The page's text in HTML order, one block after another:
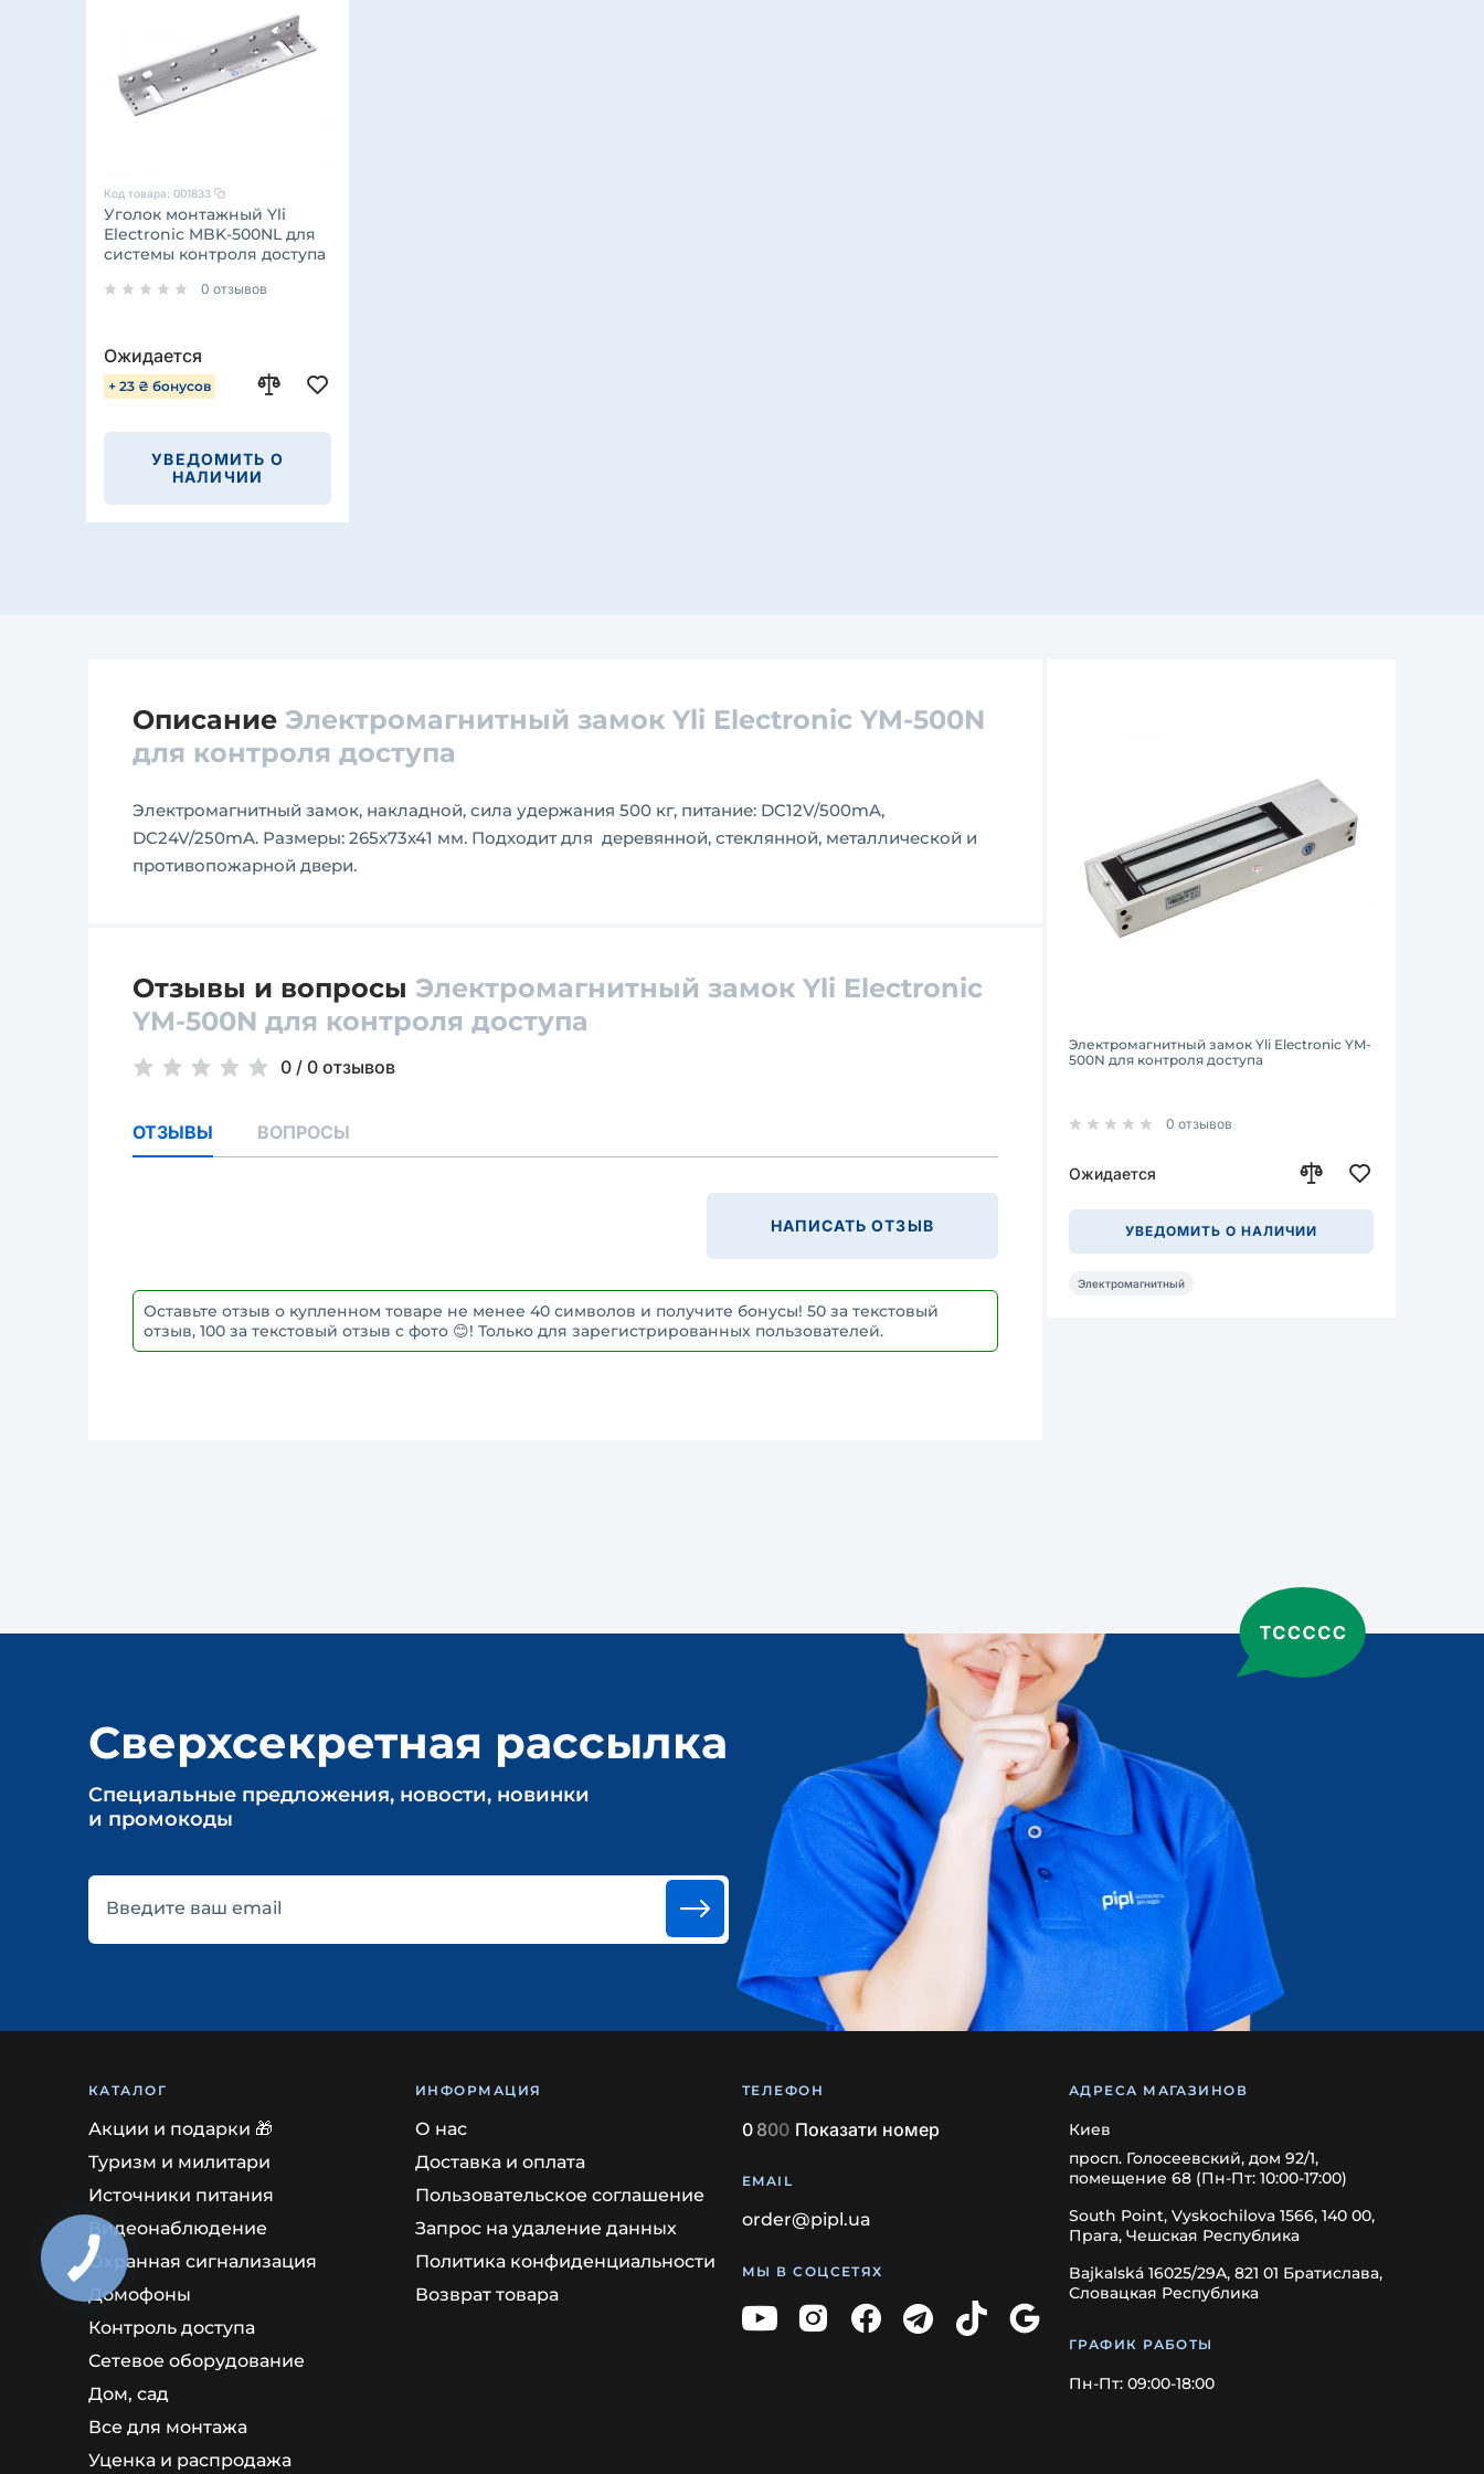
Код товара: 001833
Уголок монтажный Yli
Electronic MBK-500NL для
системы контроля доступа
0 отзывов
Ожидается
+ 23 ₴ бонусов
УВЕДОМИТЬ О
НАЛИЧИИ
Описание Электромагнитный замок Yli Electroniс YM-500N
для контроля доступа
Электромагнитный замок, накладной, сила удержания 500 кг, питание: DC12V/500mA,
DC24V/250mA. Размеры: 265x73x41 мм. Подходит для деревянной, стеклянной, металлической и
противопожарной двери.
Отзывы и вопросы Электромагнитный замок Yli Electroniс
YM-500N для контроля доступа
0 / 0 отзывов
ОТЗЫВЫ ВОПРОСЫ
НАПИСАТЬ ОТЗЫВ
Оставьте отзыв о купленном товаре не менее 40 символов и получите бонусы! 50 за текстовый
отзыв, 100 за текстовый отзыв с фото 😊! Только для зарегистрированных пользователей.
Электромагнитный замок Yli Electroniс YM-
500N для контроля доступа
0 отзывов
Ожидается
УВЕДОМИТЬ О НАЛИЧИИ
Электромагнитный
Введите ваш email
Сверхсекретная рассылка
Cпециальные предложения, новости, новинки
и промокоды
КАТАЛОГ
Акции и подарки 🎁
Туризм и милитари
Источники питания
Видеонаблюдение
Охранная сигнализация
Домофоны
Контроль доступа
Сетевое оборудование
Дом, сад
Все для монтажа
Уценка и распродажа
ИНФОРМАЦИЯ
О нас
Доставка и оплата
Пользовательское соглашение
Запрос на удаление данных
Политика конфиденциальности
Возврат товара
ТЕЛЕФОН
0 800 Показати номер
EMAIL
order@pipl.ua
МЫ В СОЦСЕТЯХ
АДРЕСА МАГАЗИНОВ
Киев
просп. Голосеевский, дом 92/1,
помещение 68 (Пн-Пт: 10:00-17:00)
South Point, Vyskochilova 1566, 140 00,
Прага, Чешская Республика
Bajkalská 16025/29A, 821 01 Братислава,
Словацкая Республика
ГРАФИК РАБОТЫ
Пн-Пт: 09:00-18:00